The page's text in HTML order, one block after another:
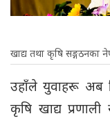
खाद्य तथा कृषि सङ्गठनका
उहाँले युवाहरू अब
कृषि खाद्य